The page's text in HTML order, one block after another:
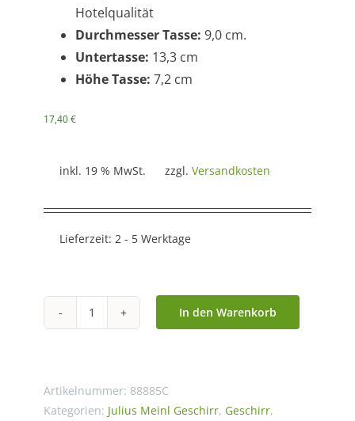
Hotelqualität
Durchmesser Tasse: 9,0 cm.
Untertasse: 13,3 cm
Höhe Tasse: 7,2 cm
17,40€
inkl. 19 % MwSt. zzgl. Versandkosten
Lieferzeit: 2 - 5 Werktage
Julius
Premium
Ivory
In den Warenkorb
Artikelnummer: 88885C
Kategorien: Julius Meinl Geschirr, Geschirr,